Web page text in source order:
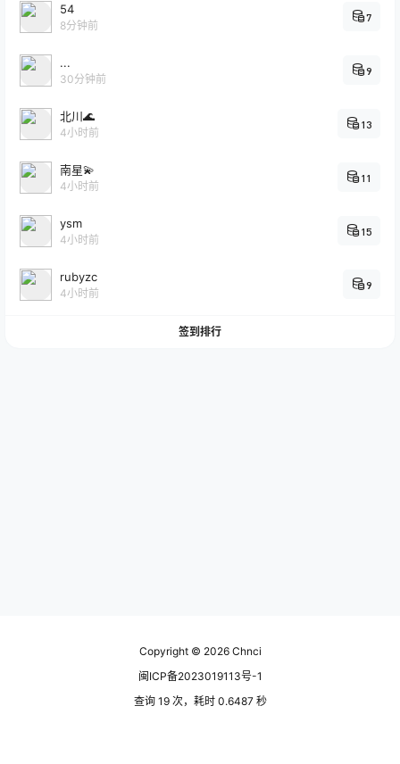
54
8分钟前
7
...
30分钟前
9
北川🌊
4小时前
13
南星💫
4小时前
11
ysm
4小时前
15
rubyzc
4小时前
9
签到排行
Copyright © 2026Chnci
闽ICP备2023019113号-1
查询 19 次，耗时 0.6487 秒